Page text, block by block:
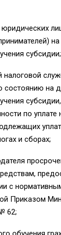
субсидии;
налоговой
на
по уплате
и сборах;
с
Приказом
62;